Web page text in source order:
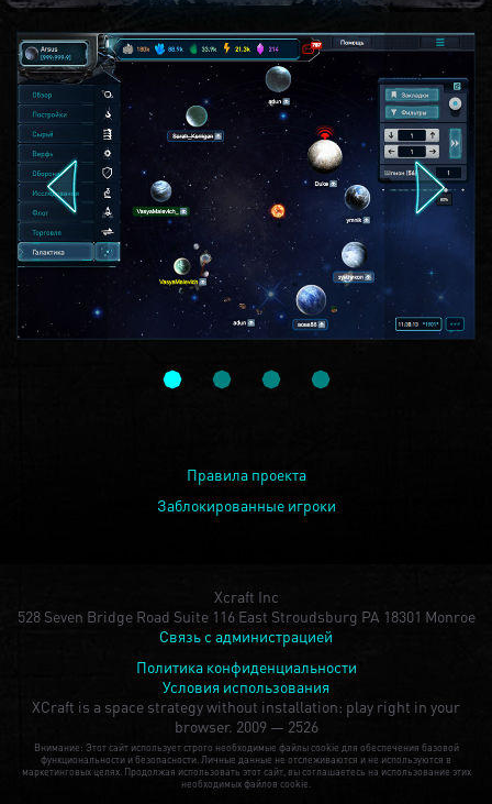
Правила проекта
Заблокированные игроки
Xcraft Inc
528 Seven Bridge Road Suite 116 East Stroudsburg PA 18301 Monroe
Связь с администрацией
Политика конфиденциальности
Условия использования
XCraft is a space strategy without installation: play right in your
browser. 2009 — 2526
Внимание: Этот сайт использует строго необходимые файлы cookie для обеспечения базовой
функциональности и безопасности. Личные данные не отслеживаются и не используются в
маркетинговых целях. Продолжая использовать этот сайт, вы соглашаетесь на использование этих
необходимых файлов cookie.